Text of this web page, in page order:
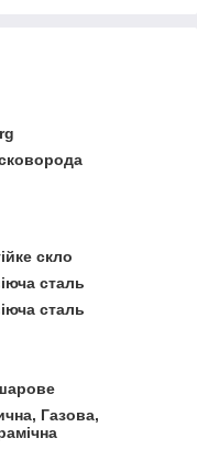
скло
сталь
сталь
Газова,